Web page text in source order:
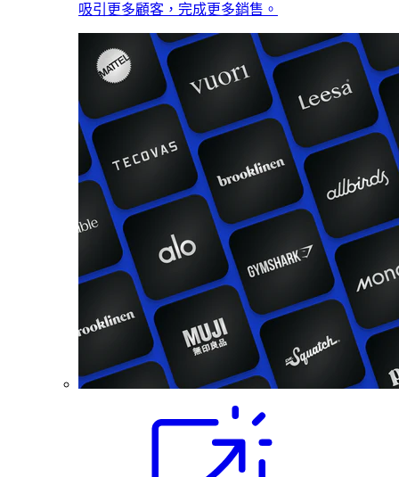
吸引更多顧客，完成更多銷售。